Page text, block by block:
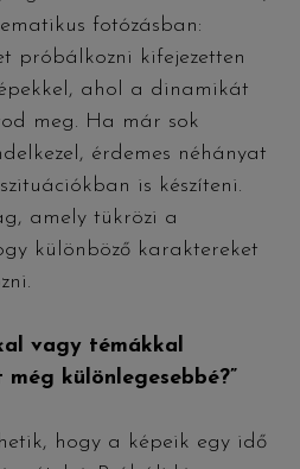
fotózásban:
próbálkozni kifejezetten
ahol a dinamikát
meg. Ha már sok
érdemes néhányat
is készíteni.
amely tükrözi a
különböző karaktereket
vagy témákkal
különlegesebbé?”
hogy a képeik egy idő